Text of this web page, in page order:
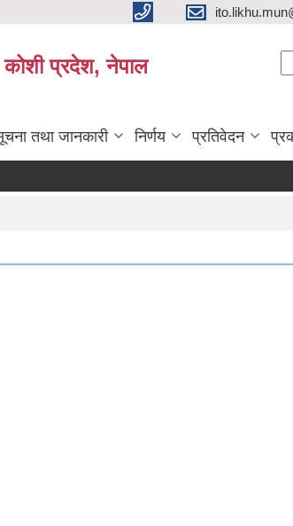
कोशी प्रदेश, नेपाल
तथा जानकारी निर्णय प्रतिवेदन